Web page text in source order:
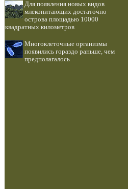
Для появления новых видов
млекопитающих достаточно
острова площадью 10000
квадратных километров
Многоклеточные организмы
появились гораздо раньше, чем
предполагалось